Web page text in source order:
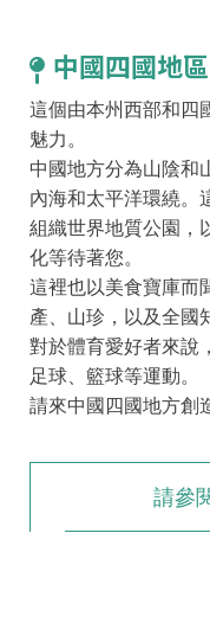
中國四國地區
這個由本州西部和四
魅力。
中國地方分為山陰和
內海和太平洋環繞。
組織世界地質公園，
化等待著您。
這裡也以美食寶庫而
產、山珍，以及全國
對於體育愛好者來說
足球、籃球等運動。
請來中國四國地方創
請參